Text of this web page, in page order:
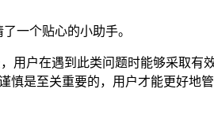
一个贴心的小助手。
用户在遇到此类问题时能够采取有
慎是至关重要的，用户才能更好地